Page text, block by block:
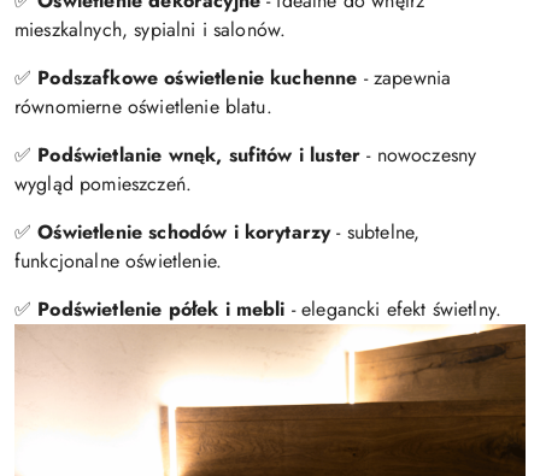
mieszkalnych, sypialni i salonów.
✅ Podszafkowe oświetlenie kuchenne - zapewnia
równomierne oświetlenie blatu.
✅ Podświetlanie wnęk, sufitów i luster - nowoczesny
wygląd pomieszczeń.
✅Oświetlenie schodów i korytarzy- subtelne,
funkcjonalne oświetlenie.
✅ Podświetlenie półek i mebli - elegancki efekt świetlny.